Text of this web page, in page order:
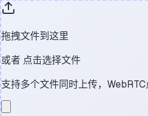
拖拽文件到这里
或者 点击选择文件
支持多个文件同时上传，